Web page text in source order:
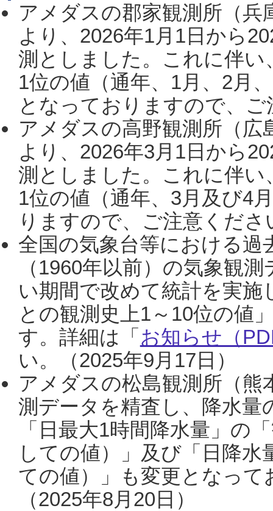
アメダスの郡家観測所（
より、2026年1月1日から
測としました。これに伴い
1位の値（通年、1月、2月
となっておりますので、
アメダスの高野観測所（
より、2026年3月1日から
測としました。これに伴い
1位の値（通年、3月及び4
りますので、ご注意くだ
全国の気象台等における過
（1960年以前）の気象観
い期間で改めて統計を実
との観測史上1～10位の値
す。詳細は「 お知らせ（
い。（2025年9月17日）
アメダスの松島観測所（熊
測データを精査し、降水
「日最大1時間降水量」の
しての値）」及び「日降
ての値）」も変更となっ
（2025年8月20日）